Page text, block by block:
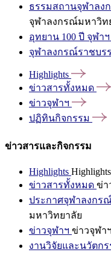
ธรรมสถานจุฬาลง
จุฬาลงกรณ์มหาวิท
อุทยาน 100 ปี จุฬาฯ
จุฬาลงกรณ์ราชบร
Highlights
ข่าวสารทั้งหมด
ข่าวจุฬาฯ
ปฏิทินกิจกรรม
ข่าวสารและกิจกรรม
Highlights Highlights
ข่าวสารทั้งหมด ข่า
ประกาศจุฬาลงกร
มหาวิทยาลัย
ข่าวจุฬาฯ ข่าวจุฬาฯ
งานวิจัยและนวัตกร